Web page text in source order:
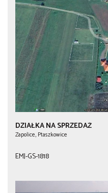
DZIAŁKA NA SPRZEDAŻ
Zapolice, Ptaszkowice
EMJ-GS-1818